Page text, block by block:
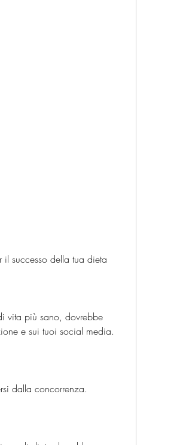
successo della tua dieta
vita più sano, dovrebbe
e sui tuoi social media.
dalla concorrenza.